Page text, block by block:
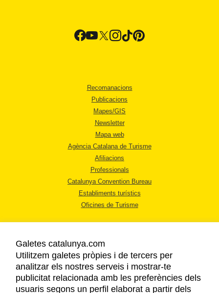
Recomanacions
Publicacions
Mapes/GIS
Newsletter
Mapa web
Agència Catalana de Turisme
Afiliacions
Professionals
Catalunya Convention Bureau
Establiments turístics
Oficines de Turisme
AVÍS LEGAL
POLÍTICA DE PRIVACITAT
Galetes catalunya.com
Utilitzem galetes pròpies i de tercers per
analitzar els nostres serveis i mostrar-te
publicitat relacionada amb les preferències dels
usuaris segons un perfil elaborat a partir dels